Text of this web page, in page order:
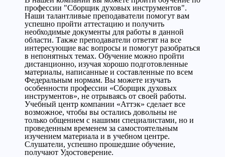
профессии "Сборщик духовых инструментов".
Наши талантливые преподаватели помогут вам
успешно пройти аттестацию и получить
необходимые документы для работы в данной
области. Также преподаватели ответят на все
интересующие вас вопросы и помогут разобраться
в непонятных темах. Обучение можно пройти
дистанционно, изучая хорошо подготовленные
материалы, написанные и составленные по всем
Федеральным нормам. Вы можете изучать
особенности профессии «Сборщик духовых
инструментов», не отрываясь от своей работы.
Учебный центр компании «Аттэк» сделает все
возможное, чтобы вы остались довольны не
только общением с нашими специалистами, но и
проведенным временем за самостоятельным
изучением материала и в учебном центре.
Слушатели, успешно прошедшие обучение,
получают Удостоверение.